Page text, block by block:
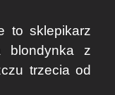
to sklepikarz
blondynka z
trzecia od